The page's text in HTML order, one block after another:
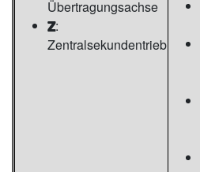
Übertragungsachse
Z:
Zentralsekundentrieb